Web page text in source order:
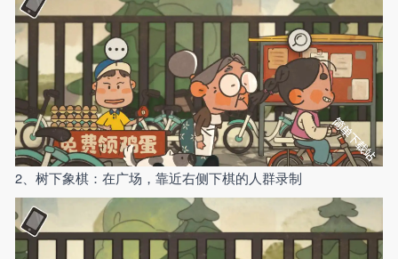
2、树下象棋：在广场，靠近右侧下棋的人群录制